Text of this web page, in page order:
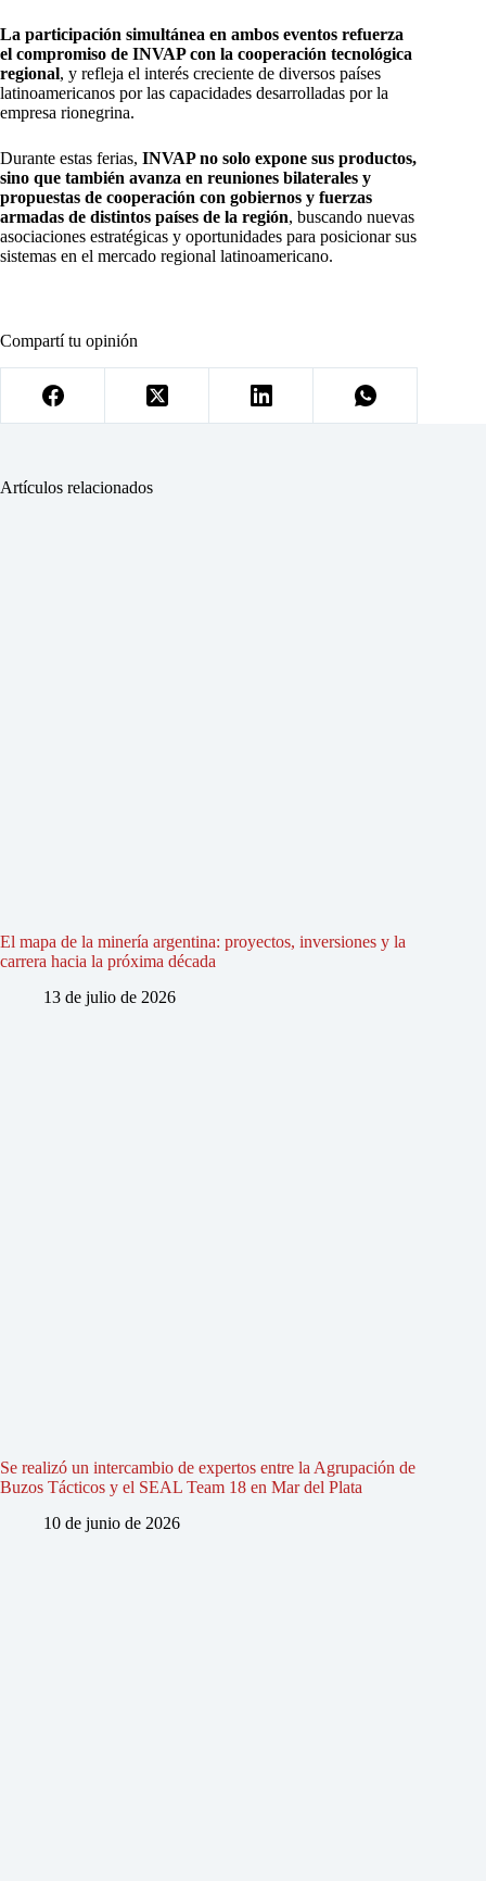
La participación simultánea en ambos eventos refuerza
el compromiso de INVAP con la cooperación tecnológica
regional, y refleja el interés creciente de diversos países
latinoamericanos por las capacidades desarrolladas por la
empresa rionegrina.
Durante estas ferias, INVAP no solo expone sus productos,
sino que también avanza en reuniones bilaterales y
propuestas de cooperación con gobiernos y fuerzas
armadas de distintos países de la región, buscando nuevas
asociaciones estratégicas y oportunidades para posicionar sus
sistemas en el mercado regional latinoamericano.
Compartí tu opinión
Artículos relacionados
El mapa de la minería argentina: proyectos, inversiones y la
carrera hacia la próxima década
13 de julio de 2026
Se realizó un intercambio de expertos entre la Agrupación de
Buzos Tácticos y el SEAL Team 18 en Mar del Plata
10 de junio de 2026